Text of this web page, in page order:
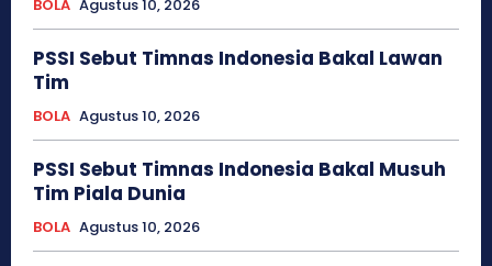
BOLA Agustus 10, 2026
PSSI Sebut Timnas Indonesia Bakal Lawan
Tim
BOLA Agustus 10, 2026
PSSI Sebut Timnas Indonesia Bakal Musuh
Tim Piala Dunia
BOLA Agustus 10, 2026